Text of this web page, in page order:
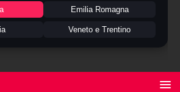
Emilia Romagna
Veneto e Trentino